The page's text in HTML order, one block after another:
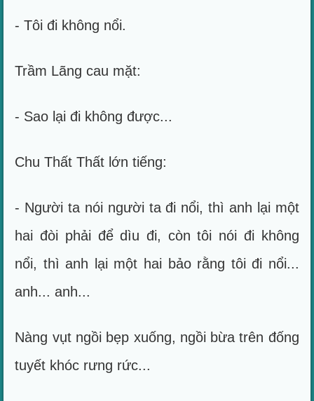
- Tôi đi không nổi.
Trầm Lãng cau mặt:
- Sao lại đi không được...
Chu Thất Thất lớn tiếng:
- Người ta nói người ta đi nổi, thì anh lại một
hai đòi phải để dìu đi, còn tôi nói đi không
nổi, thì anh lại một hai bảo rằng tôi đi nổi...
anh... anh...
Nàng vụt ngồi bẹp xuống, ngồi bừa trên đống
tuyết khóc rưng rức...